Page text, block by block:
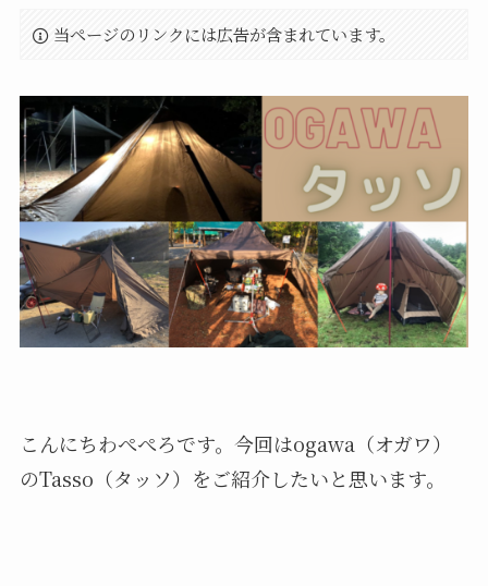
当ページのリンクには広告が含まれています。
こんにちわぺぺろです。今回はogawa（オガワ）
のTasso（タッソ）をご紹介したいと思います。